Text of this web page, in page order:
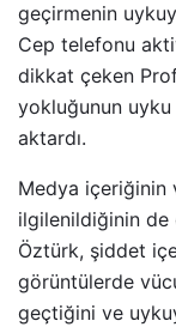
geçirmenin
Cep telefonu
dikkat çeken
yokluğunun uyku
aktardı.
Medya içeriğinin
ilgilenildiğinin de
Öztürk, şiddet
görüntülerde
geçtiğini ve